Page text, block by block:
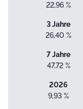
22,96 %
3 Jahre
26,40 %
7 Jahre
47,72 %
2026
9,93 %